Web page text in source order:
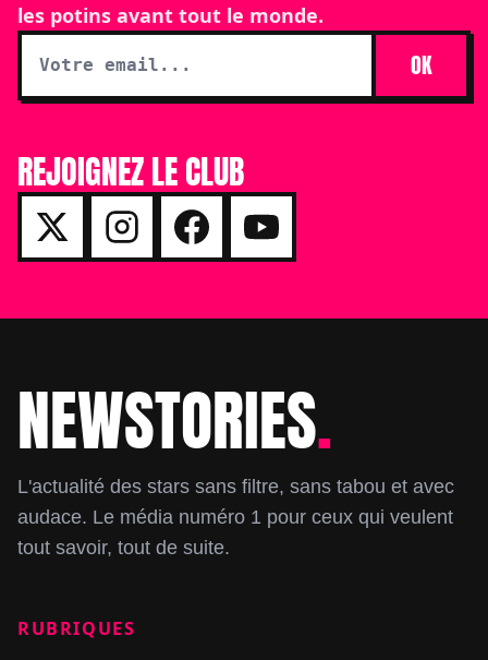
les potins avant tout le monde.
OK
REJOIGNEZ LE CLUB
FooterNEWSTORIES.
L'actualité des stars sans filtre, sans tabou et avec
audace. Le média numéro 1 pour ceux qui veulent
tout savoir, tout de suite.
RUBRIQUES